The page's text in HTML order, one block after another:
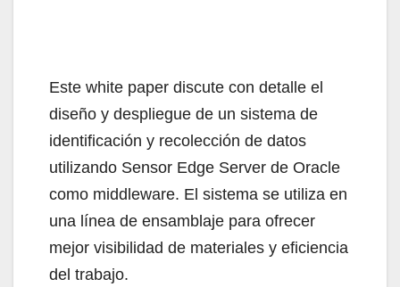
Este white paper discute con detalle el
diseño y despliegue de un sistema de
identificación y recolección de datos
utilizando Sensor Edge Server de Oracle
como middleware. El sistema se utiliza en
una línea de ensamblaje para ofrecer
mejor visibilidad de materiales y eficiencia
del trabajo.